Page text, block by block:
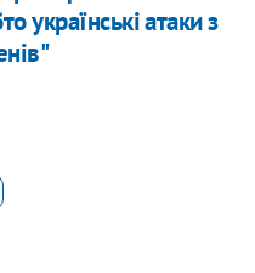
українські атаки з